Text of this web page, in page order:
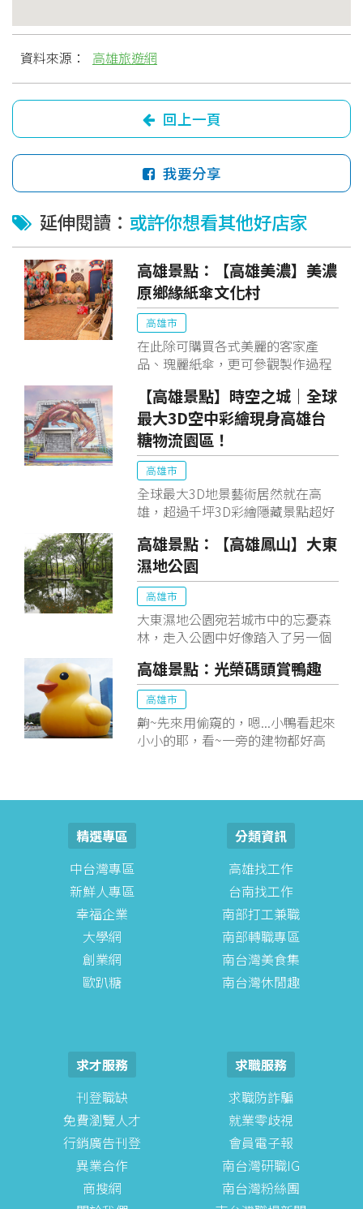
資料來源： 高雄旅遊網
回上一頁
我要分享
延伸閱讀： 或許你想看其他好店家
高雄景點：【高雄美濃】美濃
原鄉緣紙傘文化村
高雄市
在此除可購買各式美麗的客家產
品、瑰麗紙傘，更可參觀製作過程
品，尋訪客家風情、體驗文物之
美，原鄉緣紙傘文化村將不虛此
行。
【高雄景點】時空之城｜全球
最大3D空中彩繪現身高雄台
糖物流園區！
高雄市
全球最大3D地景藝術居然就在高
雄，超過千坪3D彩繪隱藏景點超好
高雄景點：【高雄鳳山】大東
濕地公園
高雄市
大東濕地公園宛若城市中的忘憂森
林，走入公園中好像踏入了另一個
適合在此漫步度過優閒的時光。
高雄景點：光榮碼頭賞鴨趣
高雄市
齁~先來用偷窺的，嗯...小鴨看起來
小小的耶，看~一旁的建物都好高
精選專區
中台灣專區
新鮮人專區
幸福企業
大學網
創業網
歐趴糖
分類資訊
高雄找工作
台南找工作
南部打工兼職
南部轉職專區
南台灣美食集
南台灣休閒趣
求才服務
刊登職缺
免費瀏覽人才
行銷廣告刊登
異業合作
商搜網
求職服務
求職防詐騙
就業零歧視
會員電子報
南台灣研職IG
南台灣粉絲團